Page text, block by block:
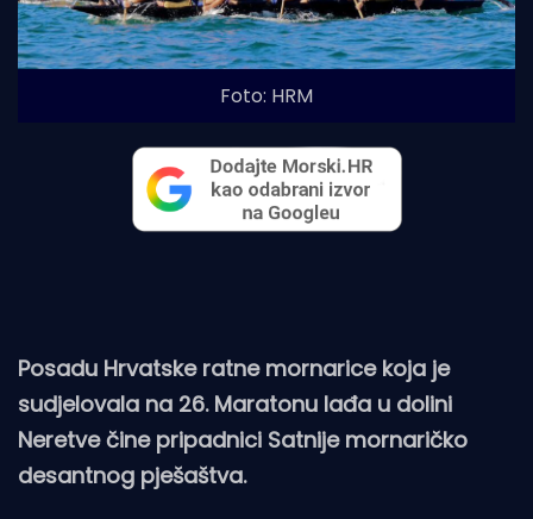
Foto: HRM
Posadu Hrvatske ratne mornarice koja je
sudjelovala na 26. Maratonu lađa u dolini
Neretve čine pripadnici Satnije mornaričko
desantnog pješaštva.